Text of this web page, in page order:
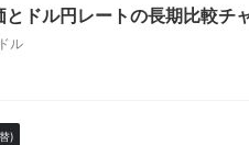
とドル円レートの長期比較チ
ル
)